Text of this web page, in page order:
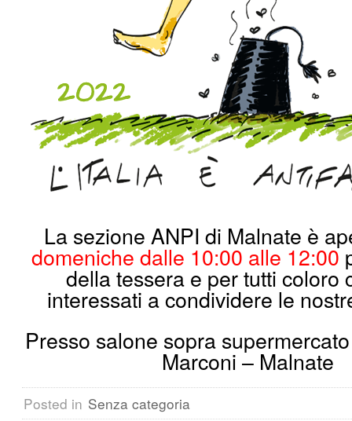
La sezione ANPI di Malnate è
domeniche dalle 10:00 alle 12:00
della tessera e per tutti coloro
interessati a condividere le
Presso salone sopra
Marconi – Malnate
Posted in Senza categoria